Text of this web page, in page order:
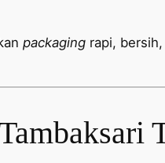
packaging rapi,